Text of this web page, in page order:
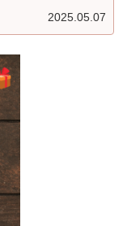
2025.05.07